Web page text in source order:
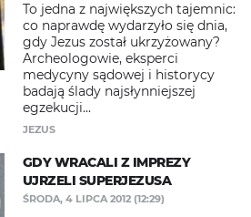
To jedna z największych tajemnic:
co naprawdę wydarzyło się dnia,
gdy Jezus został ukrzyżowany?
Archeologowie, eksperci
medycyny sądowej i historycy
badają ślady najsłynniejszej
egzekucji...
JEZUS
GDY WRACALI Z IMPREZY
UJRZELI SUPERJEZUSA
ŚRODA, 4 LIPCA 2012 (12:29)